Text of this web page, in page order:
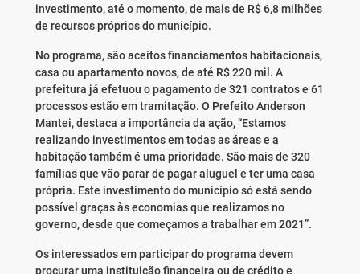
investimento, até o momento, de mais de R$ 6,8 milhões
de recursos próprios do município.
No programa, são aceitos financiamentos habitacionais,
casa ou apartamento novos, de até R$ 220 mil. A
prefeitura já efetuou o pagamento de 321 contratos e 61
processos estão em tramitação. O Prefeito Anderson
Mantei, destaca a importância da ação, “Estamos
realizando investimentos em todas as áreas e a
habitação também é uma prioridade. São mais de 320
famílias que vão parar de pagar aluguel e ter uma casa
própria. Este investimento do município só está sendo
possível graças às economias que realizamos no
governo, desde que começamos a trabalhar em 2021”.
Os interessados em participar do programa devem
procurar uma instituição financeira ou de crédito e